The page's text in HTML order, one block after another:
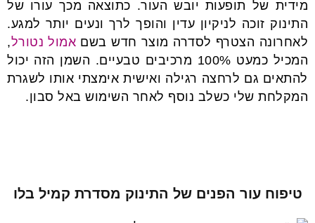
מידית של תופעות יובש העור. כתוצאה מכך עורו של
התינוק זוכה לניקיון עדין והופך לרך ונעים יותר למגע.
לאחרונה הצטרף לסדרה מוצר חדש בשם אמול נטורל,
המכיל כמעט 100% מרכיבים טבעיים. השמן הזה יכול
להתאים גם לרחצה רגילה ואישית אימצתי אותו לשגרת
המקלחת שלי כשלב נוסף לאחר השימוש באל סבון.
טיפוח עור הפנים של התינוק מסדרת קמיל בלו